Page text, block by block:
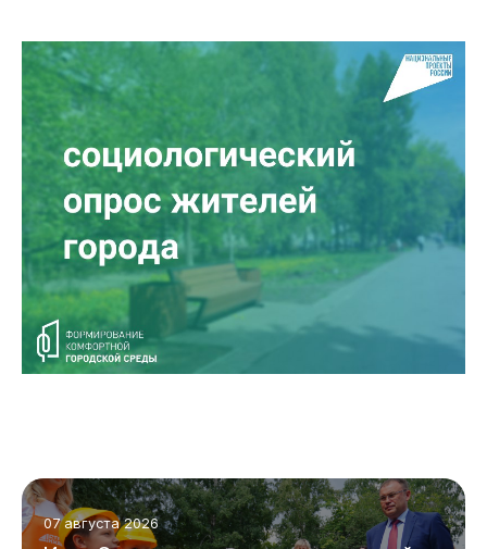
07 августа 2026